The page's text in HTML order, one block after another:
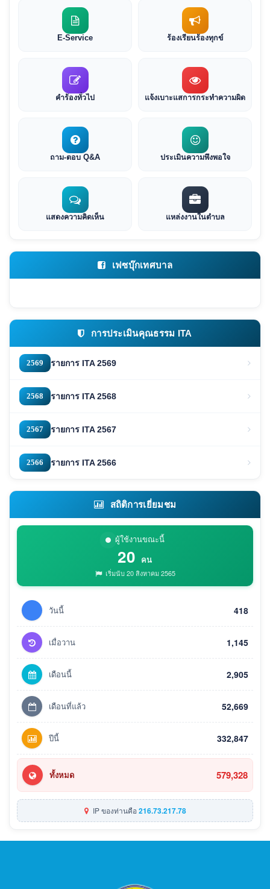
E-Service ร้องเรียนร้องทุกข์
คำร้องทั่วไป แจ้งเบาะแสการกระทำความผิด
ถาม-ตอบ Q&A ประเมินความพึงพอใจ
แสดงความคิดเห็น แหล่งงานในตำบล
เฟซบุ๊กเทศบาล
การประเมินคุณธรรม ITA
2569 รายการ ITA 2569
2568 รายการ ITA 2568
2567 รายการ ITA 2567
2566 รายการ ITA 2566
สถิติการเยี่ยมชม
ผู้ใช้งานขณะนี้
20 คน
เริ่มนับ 20 สิงหาคม 2565
วันนี้ 418
เมื่อวาน 1,145
เดือนนี้ 2,905
เดือนที่แล้ว 52,669
ปีนี้ 332,847
ทั้งหมด 579,328
IP ของท่านคือ216.73.217.78